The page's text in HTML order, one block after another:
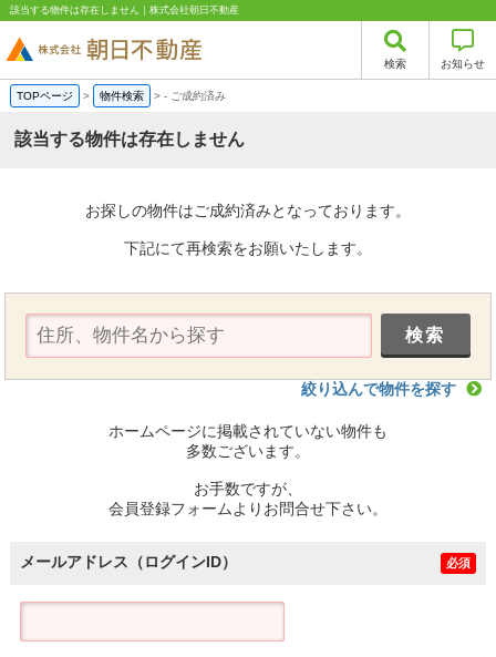
該当する物件は存在しません｜株式会社朝日不動産
検索 お知らせ
TOPページ > 物件検索 >- ご成約済み
該当する物件は存在しません
お探しの物件はご成約済みとなっております。
下記にて再検索をお願いたします。
絞り込んで物件を探す
ホームページに掲載されていない物件も
多数ございます。
お手数ですが、
会員登録フォームよりお問合せ下さい。
メールアドレス（ログインID） 必須